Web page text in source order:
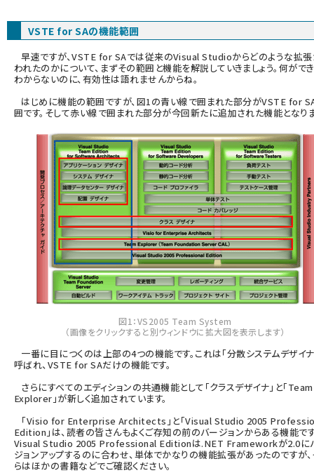
VSTE for SAの機能範囲
早速ですが、VSTE for SAでは従来のVisual Studioからどのような拡
われたのかについて、まずその範囲と機能を解説していきましょう。何がで
わからないのに、有効性は語れませんからね。
はじめに機能の範囲ですが、図1の青い線で囲まれた部分がVSTE for
囲です。そして赤い線で囲まれた部分が今回新たに追加された機能となり
図1：VS2005 Team System
（画像をクリックすると別ウィンドウに拡大図を表示します）
一番に目につくのは上部の4つの機能です。これは「分散システムデザイナ
呼ばれ、VSTE for SAだけの機能です。
さらにすべてのエディションの共通機能として「クラスデザイナ」と「Team
Explorer」が新しく追加されています。
「Visio for Enterprise Architects」と「Visual Studio 2005
Edition」は、読者の皆さんもよくご存知の前のバージョンからある機能です
Visual Studio 2005 Professional Editionは.NET Frameworkが2.0に
ジョンアップするのに合わせ、単体でかなりの機能拡張があったのですが、
らはほかの書籍などでご確認ください。